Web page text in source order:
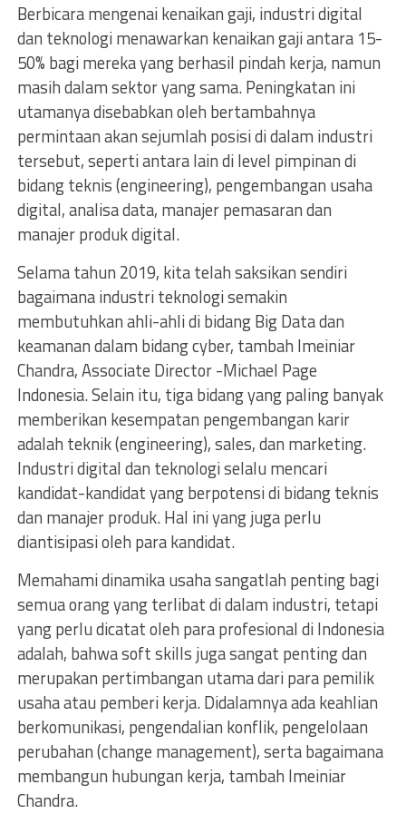
Berbicara mengenai kenaikan gaji, industri digital
dan teknologi menawarkan kenaikan gaji antara 15-
50% bagi mereka yang berhasil pindah kerja, namun
masih dalam sektor yang sama. Peningkatan ini
utamanya disebabkan oleh bertambahnya
permintaan akan sejumlah posisi di dalam industri
tersebut, seperti antara lain di level pimpinan di
bidang teknis (engineering), pengembangan usaha
digital, analisa data, manajer pemasaran dan
manajer produk digital.
Selama tahun 2019, kita telah saksikan sendiri
bagaimana industri teknologi semakin
membutuhkan ahli-ahli di bidang Big Data dan
keamanan dalam bidang cyber, tambah Imeiniar
Chandra, Associate Director -Michael Page
Indonesia. Selain itu, tiga bidang yang paling banyak
memberikan kesempatan pengembangan karir
adalah teknik (engineering), sales, dan marketing.
Industri digital dan teknologi selalu mencari
kandidat-kandidat yang berpotensi di bidang teknis
dan manajer produk. Hal ini yang juga perlu
diantisipasi oleh para kandidat.
Memahami dinamika usaha sangatlah penting bagi
semua orang yang terlibat di dalam industri, tetapi
yang perlu dicatat oleh para profesional di Indonesia
adalah, bahwa soft skills juga sangat penting dan
merupakan pertimbangan utama dari para pemilik
usaha atau pemberi kerja. Didalamnya ada keahlian
berkomunikasi, pengendalian konflik, pengelolaan
perubahan (change management), serta bagaimana
membangun hubungan kerja, tambah Imeiniar
Chandra.